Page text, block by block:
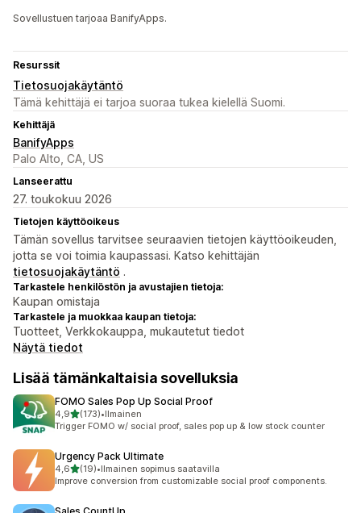
Sovellustuen tarjoaa BanifyApps.
Resurssit
Tietosuojakäytäntö
Tämä kehittäjä ei tarjoa suoraa tukea kielellä Suomi.
Kehittäjä
BanifyApps
Palo Alto, CA, US
Lanseerattu
27. toukokuu 2026
Tietojen käyttöoikeus
Tämän sovellus tarvitsee seuraavien tietojen käyttöoikeuden,
jotta se voi toimia kaupassasi. Katso kehittäjän
tietosuojakäytäntö .
Tarkastele henkilöstön ja avustajien tietoja:
Kaupan omistaja
Tarkastele ja muokkaa kaupan tietoja:
Tuotteet, Verkkokauppa, mukautetut tiedot
Näytä tiedot
Lisää tämänkaltaisia sovelluksia
FOMO Sales Pop Up Social Proof
4,9/ 5 tähteä
(173)
173 arvostelua yhteensä
•Ilmainen
Trigger FOMO w/ social proof, sales pop up & low stock counter
Urgency Pack Ultimate
4,6/ 5 tähteä
(19)
19 arvostelua yhteensä
•Ilmainen sopimus saatavilla
Improve conversion from customizable social proof components.